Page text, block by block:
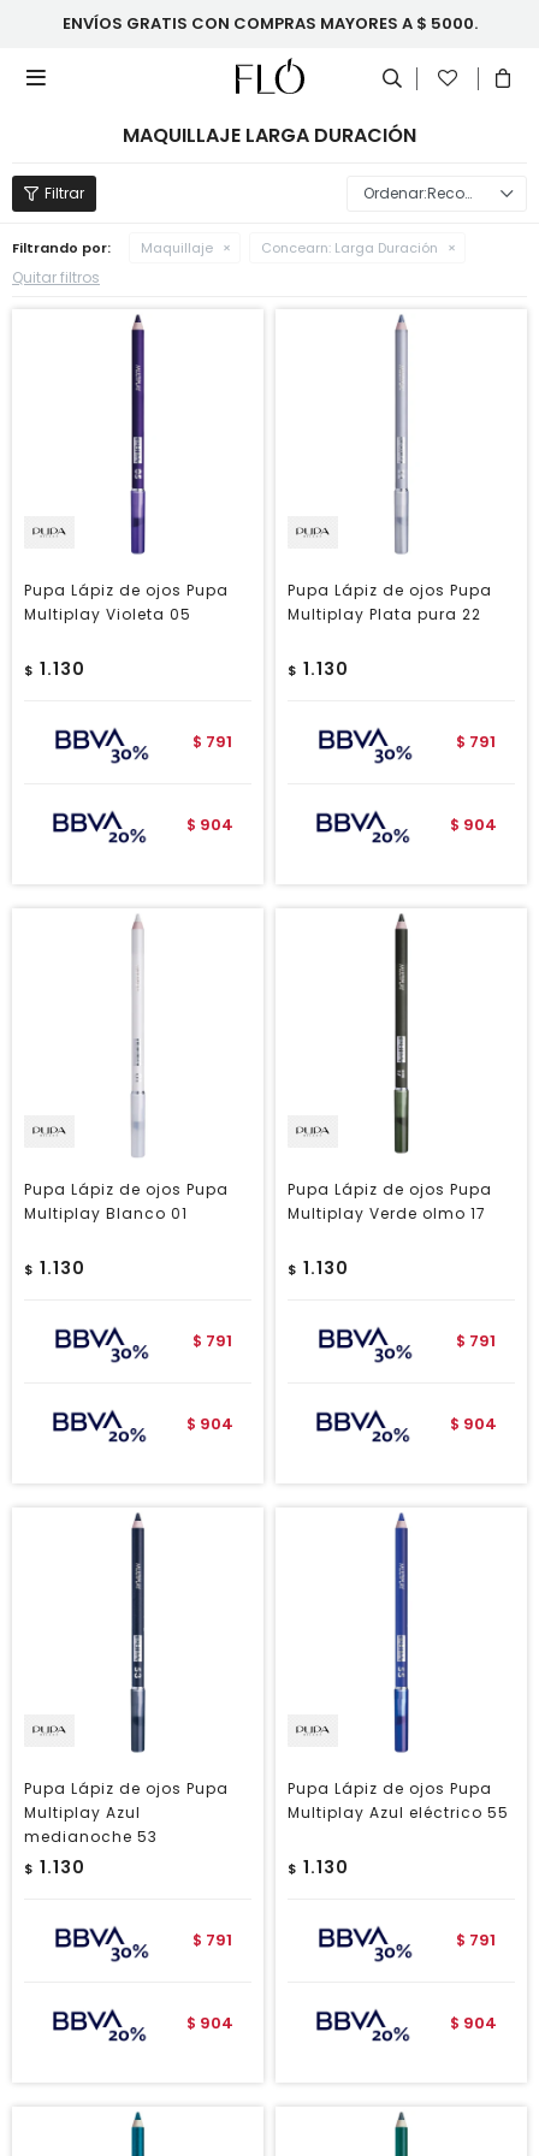
ENVÍOS GRATIS CON COMPRAS MAYORES A $ 5000.

MAQUILLAJE LARGA DURACIÓN
Recomendados
Filtrando por: Maquillaje Concearn: Larga Duración
Quitar filtros
Pupa Lápiz de ojos Pupa
Multiplay Violeta 05
$ 1.130
$ 791
$ 904
Pupa Lápiz de ojos Pupa
Multiplay Plata pura 22
$ 1.130
$ 791
$ 904
Pupa Lápiz de ojos Pupa
Multiplay Blanco 01
$ 1.130
$ 791
$ 904
Pupa Lápiz de ojos Pupa
Multiplay Verde olmo 17
$ 1.130
$ 791
$ 904
Pupa Lápiz de ojos Pupa
Multiplay Azul
medianoche 53
$ 1.130
$ 791
$ 904
Pupa Lápiz de ojos Pupa
Multiplay Azul eléctrico 55
$ 1.130
$ 791
$ 904